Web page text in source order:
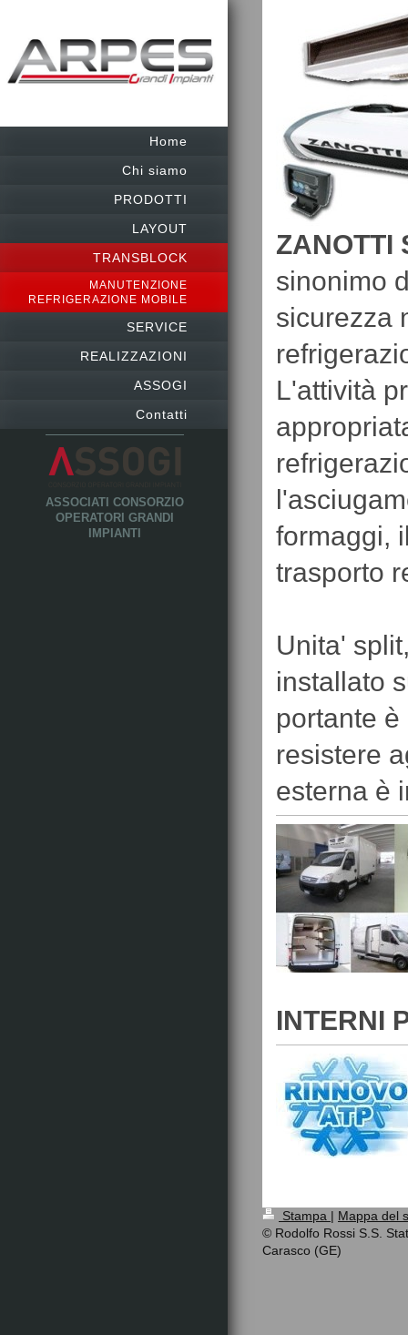
Home
Chi siamo
PRODOTTI
LAYOUT
TRANSBLOCK
MANUTENZIONE
REFRIGERAZIONE MOBILE
SERVICE
REALIZZAZIONI
ASSOGI
Contatti
ASSOCIATI CONSORZIO
OPERATORI GRANDI
IMPIANTI
ZANOTTI
sinonimo
sicurezza
L'attività
formaggi,
trasporto
Unita'
installato
portante è
resistere
esterna è
INTERNI
Stampa | Mappa del
© Rodolfo Rossi S.S.
Carasco (GE)